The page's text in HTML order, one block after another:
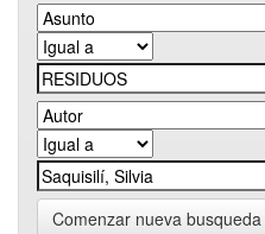
Comenzar nueva busqueda